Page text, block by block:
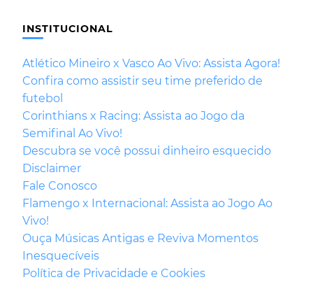
INSTITUCIONAL
Atlético Mineiro x Vasco Ao Vivo: Assista Agora!
Confira como assistir seu time preferido de
futebol
Corinthians x Racing: Assista ao Jogo da
Semifinal Ao Vivo!
Descubra se você possui dinheiro esquecido
Disclaimer
Fale Conosco
Flamengo x Internacional: Assista ao Jogo Ao
Vivo!
Ouça Músicas Antigas e Reviva Momentos
Inesquecíveis
Política de Privacidade e Cookies